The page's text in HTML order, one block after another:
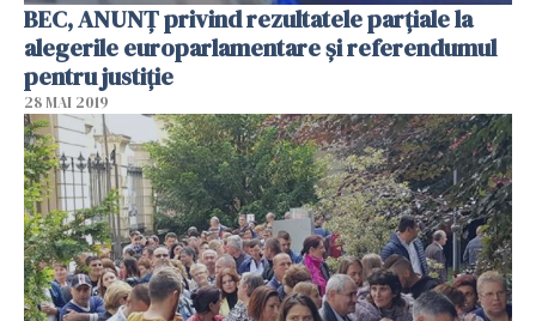
BEC, ANUNŢ privind rezultatele parţiale la
alegerile europarlamentare şi referendumul
pentru justiţie
28 MAI 2019